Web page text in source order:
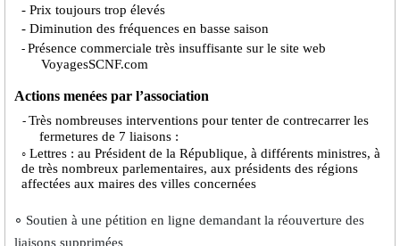
- Prix toujours trop élevés
- Diminution des fréquences en basse saison
- Présence commerciale très insuffisante sur le site web
VoyagesSCNF.com
Actions menées par l’association
-Très nombreuses interventions pour tenter de contrecarrer les
fermetures de 7 liaisons :
◦ Lettres : au Président de la République, à différents ministres, à
de très nombreux parlementaires, aux présidents des régions
affectées aux maires des villes concernées
◦ Soutien à une pétition en ligne demandant la réouverture des
liaisons supprimées